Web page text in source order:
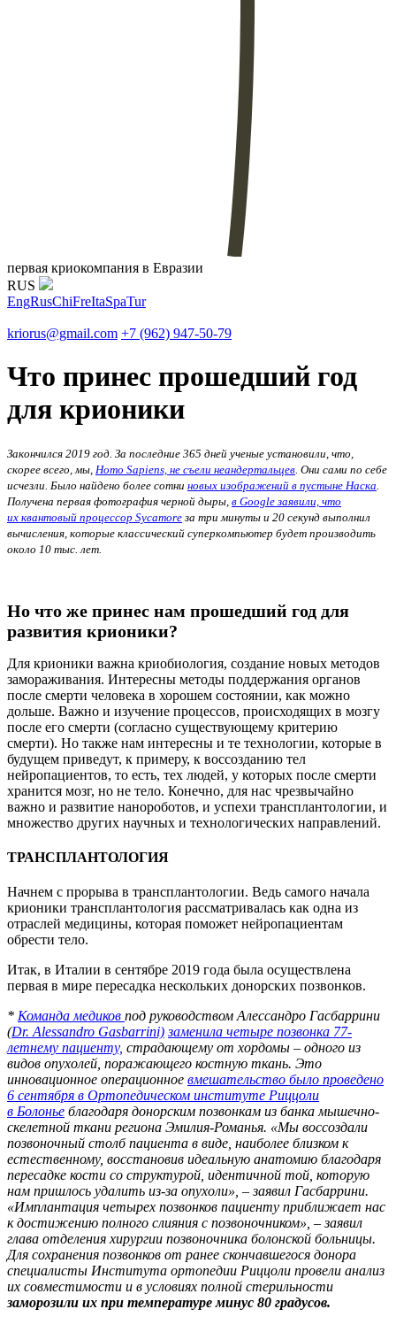
первая криокомпания в Евразии
RUS
EngRusChiFreItaSpaTur
kriorus@gmail.com +7 (962) 947-50-79
Что принес прошедший год
для крионики
Закончился 2019 год. За последние 365 дней ученые установили, что,
скорее всего, мы, Homo Sapiens, не съели неандертальцев . Они сами по себе
исчезли. Было найдено более сотни новых изображений в пустыне Наска
Получена первая фотография черной дыры, в Google заявили, что
их квантовый процессор Sycamore за три минуты и 20 секунд выполнил
вычисления, которые классический суперкомпьютер будет производить
около 10 тыс. лет.
Но что же принес нам прошедший год для
развития крионики?
Для крионики важна криобиология, создание новых методов
замораживания. Интересны методы поддержания органов
после смерти человека в хорошем состоянии, как можно
дольше. Важно и изучение процессов, происходящих в мозгу
после его смерти (согласно существующему критерию
смерти). Но также нам интересны и те технологии, которые в
будущем приведут, к примеру, к воссозданию тел
нейропациентов, то есть, тех людей, у которых после смерти
хранится мозг, но не тело. Конечно, для нас чрезвычайно
важно и развитие нанороботов, и успехи трансплантологии, и
множество других научных и технологических направлений.
ТРАНСПЛАНТОЛОГИЯ
Начнем с прорыва в трансплантологии. Ведь самого начала
крионики трансплантология рассматривалась как одна из
отраслей медицины, которая поможет нейропациентам
обрести тело.
Итак, в Италии в сентябре 2019 года была осуществлена
первая в мире пересадка нескольких донорских позвонков.
* Команда медиков под руководством Алессандро Гасбаррини
(Dr. Alessandro Gasbarrini) заменила четыре позвонка 77-
летнему пациенту, страдающему от хордомы – одного из
видов опухолей, поражающего костную ткань. Это
инновационное операционное вмешательство было проведено
6 сентября в Ортопедическом институте Риццоли
в Болонье благодаря донорским позвонкам из банка мышечно-
скелетной ткани региона Эмилия-Романья. «Мы воссоздали
позвоночный столб пациента в виде, наиболее близком к
естественному, восстановив идеальную анатомию благодаря
пересадке кости со структурой, идентичной той, которую
нам пришлось удалить из-за опухоли», – заявил Гасбаррини.
«Имплантация четырех позвонков пациенту приближает нас
к достижению полного слияния с позвоночником», – заявил
глава отделения хирургии позвоночника болонской больницы.
Для сохранения позвонков от ранее скончавшегося донора
специалисты Института ортопедии Риццоли провели анализ
их совместимости и в условиях полной стерильности
заморозили их при температуре минус 80 градусов.